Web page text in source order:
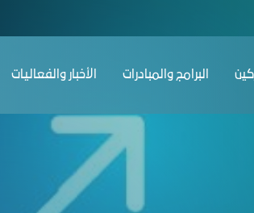
البرامج والمبادرات الأخبار والفعاليات